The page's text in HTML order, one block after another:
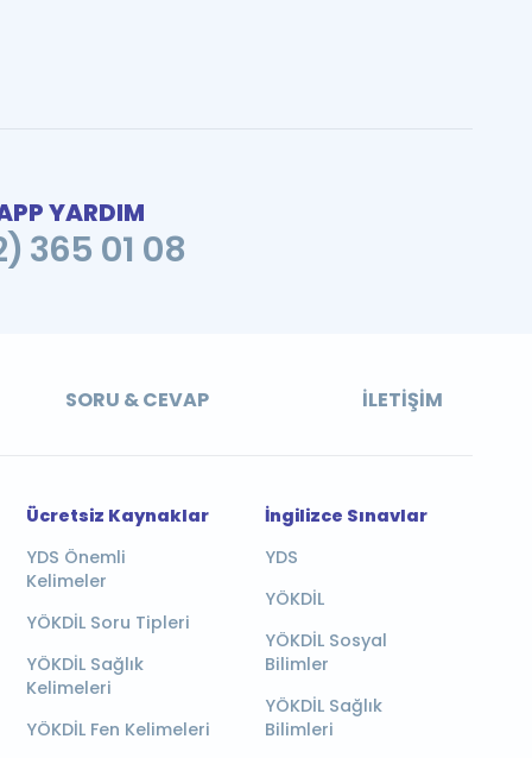
YARDIM
365 01 08
SORU & CEVAP İLETIŞIM
Ücretsiz Kaynaklar
YDS Önemli
Kelimeler
YÖKDİL Soru Tipleri
YÖKDİL Sağlık
Kelimeleri
YÖKDİL Fen Kelimeleri
İngilizce Sınavlar
YDS
YÖKDİL
YÖKDİL Sosyal
Bilimler
YÖKDİL Sağlık
Bilimleri